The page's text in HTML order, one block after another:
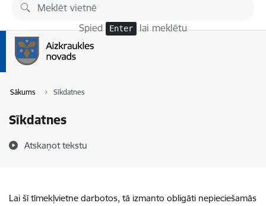
Pāriet uz lapas saturu
Spied Enter lai meklētu
Sākums Sīkdatnes
Sīkdatnes
Atskaņot tekstu
Lai šī tīmekļvietne darbotos, tā izmanto obligāti nepieciešamās